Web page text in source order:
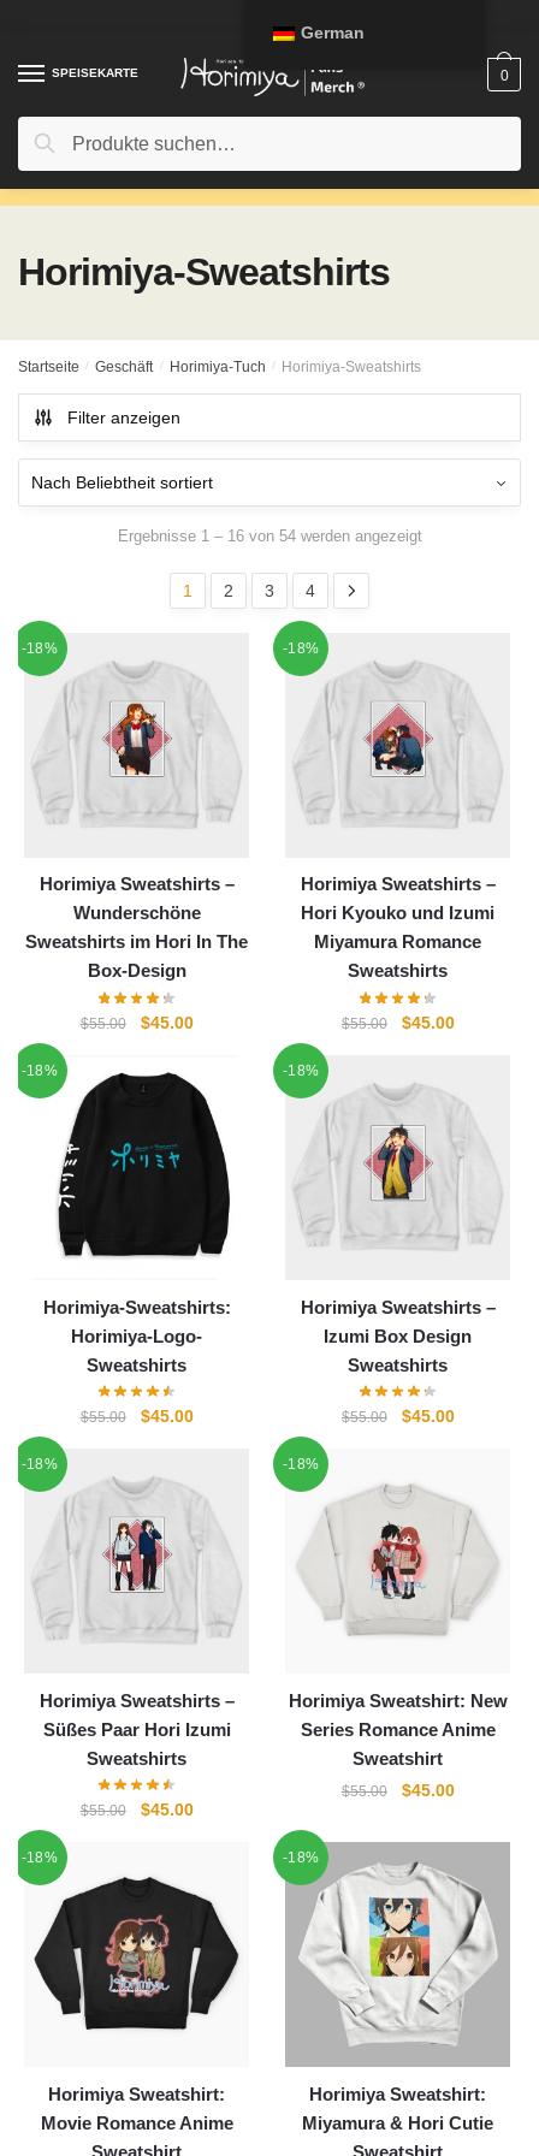
springen
springenSPEISEKARTE
Suche
nach:
Suche
0
Horimiya-Sweatshirts
Startseite / Geschäft / Horimiya-Tuch / Horimiya-Sweatshirts
Filter anzeigen
Ergebnisse 1 – 16 von 54 werden angezeigt
1 2 3 4
-18%
Horimiya Sweatshirts –
Wunderschöne
Sweatshirts im Hori In The
Box-Design
$55.00
Ursprünglicher
war:
$45.00Aktueller
$45.00.
-18%
Horimiya Sweatshirts –
Hori Kyouko und Izumi
Miyamura Romance
Sweatshirts
$55.00
Ursprünglicher
$55.00
$45.00Aktueller
$45.00.
-18%
Horimiya-Sweatshirts:
Horimiya-Logo-
Sweatshirts
$55.00
Ursprünglicher
$55.00
$45.00Aktueller
$45.00.
-18%
Horimiya Sweatshirts –
Izumi Box Design
Sweatshirts
$55.00
Ursprünglicher
$55.00
$45.00Aktueller
-18%
Horimiya Sweatshirts –
Süßes Paar Hori Izumi
Sweatshirts
$55.00
Ursprünglicher
$55.00
$45.00Aktueller
-18%
Horimiya Sweatshirt: New
Series Romance Anime
Sweatshirt
$55.00
Ursprünglicher
war:
$55.00
$45.00Aktueller
ist:
-18%
Horimiya Sweatshirt:
Movie Romance Anime
Sweatshirt
-18%
Horimiya Sweatshirt:
Miyamura & Hori Cutie
Sweatshirt
German